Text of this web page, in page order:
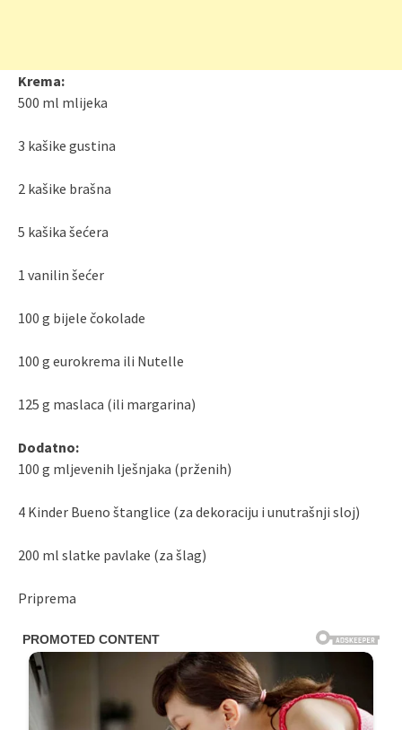
Krema:
500 ml mlijeka
3 kašike gustina
2 kašike brašna
5 kašika šećera
1 vanilin šećer
100 g bijele čokolade
100 g eurokrema ili Nutelle
125 g maslaca (ili margarina)
Dodatno:
100 g mljevenih lješnjaka (prženih)
4 Kinder Bueno štanglice (za dekoraciju i unutrašnji sloj)
200 ml slatke pavlake (za šlag)
Priprema